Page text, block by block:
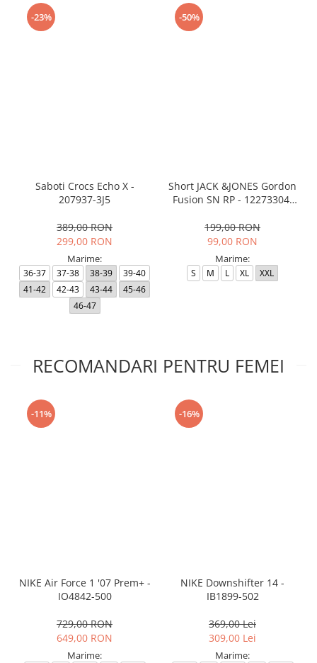
-23%
Saboti Crocs Echo X -
207937-3J5
389,00 RON
299,00 RON
Marime:
36-37 37-38 38-39
39-40
41-42
42-43 43-44
45-46
46-47
-50%
Short JACK &JONES Gordon
Fusion SN RP - 12273304-
199,00 RON
99,00 RON
Marime:
S M L XL XXL
RECOMANDARI PENTRU FEMEI
-11%
NIKE Air Force 1 '07 Prem+ -
IO4842-500
729,00 RON
649,00 RON
Marime:
-16%
NIKE Downshifter 14 -
IB1899-502
369,00 Lei
309,00 Lei
Marime: